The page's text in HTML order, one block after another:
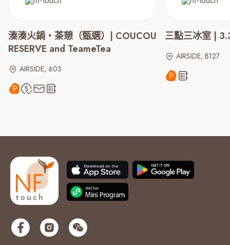
湊湊火鍋‧茶憩（甄選）| COUCOU
RESERVE and TeameTea
AIRSIDE, 603
三點三冰室 |
AIRSIDE, B127